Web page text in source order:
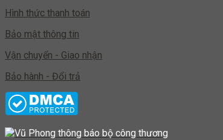
Hình thức thanh toán
Bảo mật thông tin
Vận chuyển - Giao nhận
Bảo hành - Đổi trả